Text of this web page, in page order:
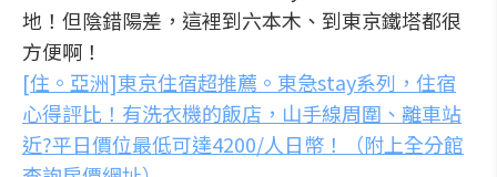
地！但陰錯陽差，這裡到六本木、到東京鐵塔都很
方便啊！
[住。亞洲]東京住宿超推薦。東急stay系列，住宿
心得評比！有洗衣機的飯店，山手線周圍、離車站
近?平日價位最低可達4200/人日幣！（附上全分館